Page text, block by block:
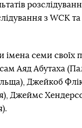
з WCK
семи своїх
Аяд Абутаха
Джейкоб
Джеймс